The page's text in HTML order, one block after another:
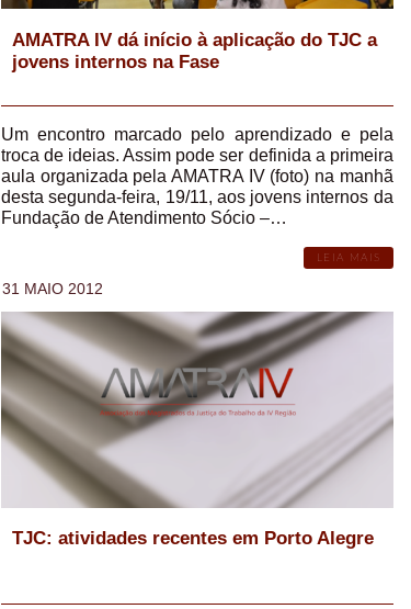
AMATRA IV dá início à aplicação do TJC a
jovens internos na Fase
Um encontro marcado pelo aprendizado e pela
troca de ideias. Assim pode ser definida a primeira
aula organizada pela AMATRA IV (foto) na manhã
desta segunda-feira, 19/11, aos jovens internos da
Fundação de Atendimento Sócio –…
LEIA MAIS
31 MAIO 2012
TJC: atividades recentes em Porto Alegre